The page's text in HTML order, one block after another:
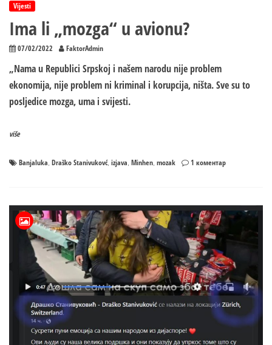
Vijesti
Ima li „mozga“ u avionu?
07/02/2022 FaktorAdmin
„Nama u Republici Srpskoj i našem narodu nije problem
ekonomija, nije problem ni kriminal i korupcija, ništa. Sve su to
posljedice mozga, uma i svijesti.
više
Banjaluka, Draško Stanivukovć, izjava, Minhen, mozak 1 коментарна
u